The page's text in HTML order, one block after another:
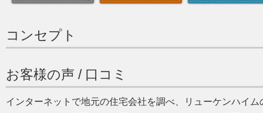
コンセプト
お客様の声 / 口コミ
インターネットで地元の住宅会社を調べ、リューケンハイ